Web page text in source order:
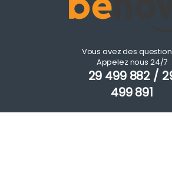
Vous avez des
Appelez nous 24/7
29 499 882 /
499 891